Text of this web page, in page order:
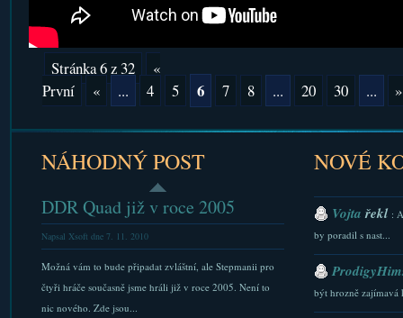
Stránka 6 z 32
«
První
« ... 4 5 6 7 8 ... 20 30 ... »
NÁHODNÝ POST
DDR Quad již v roce 2005
Napsal Xsoft dne 7. 11. 2010
Možná vám to bude připadat zvláštní, ale Stepmanii pro
čtyři hráče současně jsme hráli již v roce 2005. Není to
nic nového. Zde jsou...
NOVÉ
Vojtařekl :
by poradil s nast...
být hrozně zajímavá